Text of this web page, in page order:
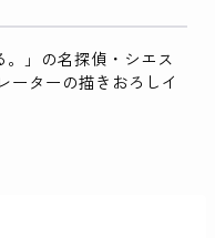
。」の名探偵・シエス
ーターの描きおろしイ